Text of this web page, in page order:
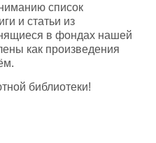
список
и статьи из
в фондах нашей
как произведения
библиотеки!